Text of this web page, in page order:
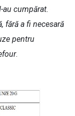
cumpărat.
fără a fi necesară
pentru
.